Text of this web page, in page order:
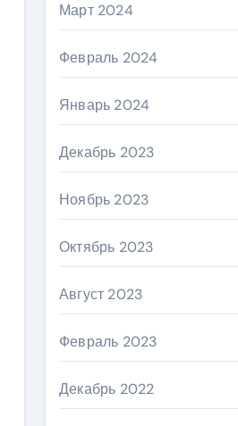
Март 2024
Февраль 2024
Январь 2024
Декабрь 2023
Ноябрь 2023
Октябрь 2023
Август 2023
Февраль 2023
Декабрь 2022